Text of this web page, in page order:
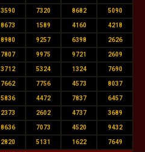
3590 7320 8682 5090
8673 1589 4160 4218
8980 9257 6398 2626
7807 9975 9721 2609
3712 5324 1324 7690
7662 7756 4573 8037
5836 4472 7837 6457
2373 2602 4737 3689
8636 7073 4520 9432
2820 5131 1622 7649